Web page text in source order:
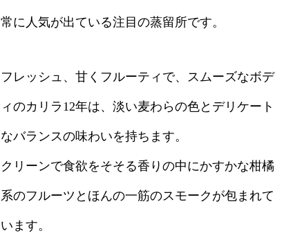
常に人気が出ている注目の蒸留所です。
フレッシュ、甘くフルーティで、スムーズなボデ
ィのカリラ12年は、淡い麦わらの色とデリケート
なバランスの味わいを持ちます。
クリーンで食欲をそそる香りの中にかすかな柑橘
系のフルーツとほんの一筋のスモークが包まれて
います。